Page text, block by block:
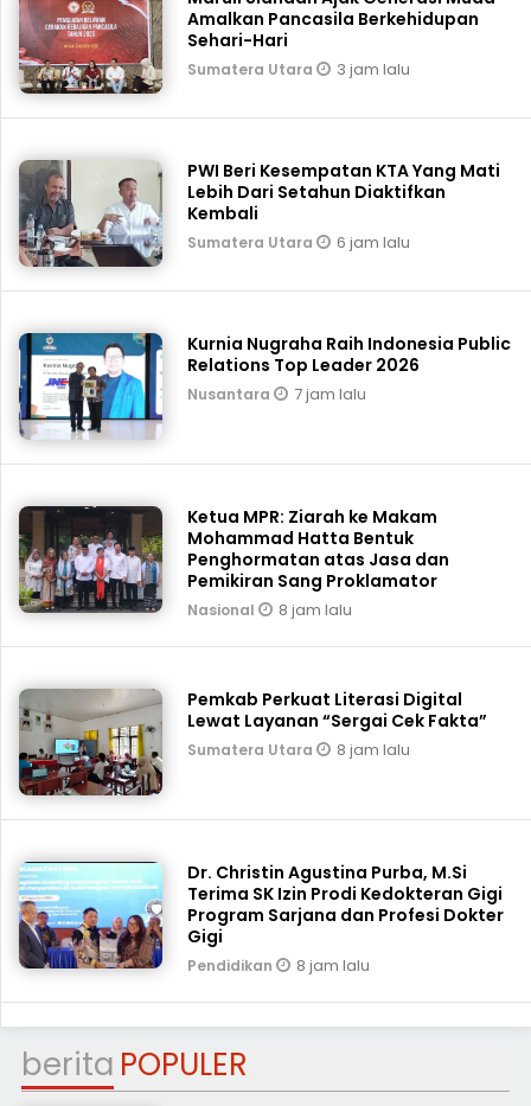
Amalkan Pancasila Berkehidupan
Sehari-Hari
Sumatera Utara 3 jam lalu
PWI Beri Kesempatan KTA Yang Mati
Lebih Dari Setahun Diaktifkan
Kembali
Sumatera Utara 6 jam lalu
Kurnia Nugraha Raih Indonesia Public
Relations Top Leader 2026
Nusantara 7 jam lalu
Ketua MPR: Ziarah ke Makam
Mohammad Hatta Bentuk
Penghormatan atas Jasa dan
Pemikiran Sang Proklamator
Nasional 8 jam lalu
Pemkab Perkuat Literasi Digital
Lewat Layanan “Sergai Cek Fakta”
Sumatera Utara 8 jam lalu
Dr. Christin Agustina Purba, M.Si
Terima SK Izin Prodi Kedokteran Gigi
Program Sarjana dan Profesi Dokter
Gigi
Pendidikan 8 jam lalu
berita POPULER